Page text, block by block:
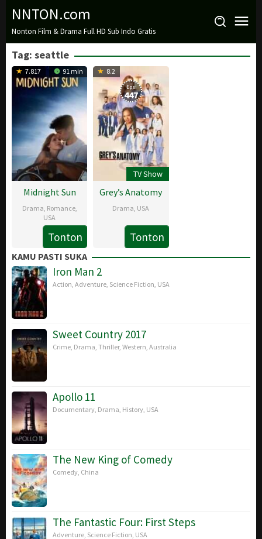
Loncat
konten
NNTON.com
Nonton Film & Drama Full HD Sub Indo Gratis
Tag: seattle
7.817 91 min
Midnight Sun
Drama Romance,
USA
22
Mar
2018
Scott
Speer
Tonton
8.2
Eps:
447
TV Show
Grey’s Anatomy
Drama USA
27
Mar
2005
Shonda
Rhimes
Tonton
KAMU PASTI SUKA
Iron Man 2
Action Adventure Science Fiction USA
Sweet Country 2017
Crime Drama Thriller, Western Australia
Apollo 11
Documentary Drama History USA
The New King of Comedy
Comedy China
The Fantastic Four: First Steps
Adventure Science Fiction USA